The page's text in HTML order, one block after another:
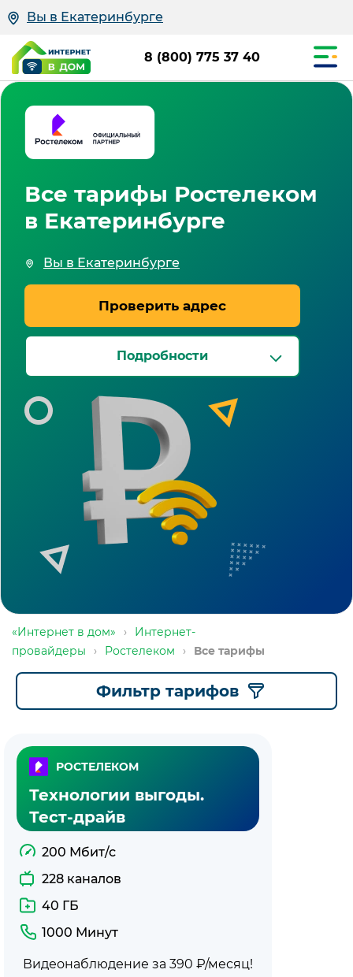
Вы в Екатеринбурге
8 (800) 775 37 40
Все тарифы Ростелеком
в Екатеринбурге
Вы в Екатеринбурге
Проверить адрес
Подробности
«Интернет в дом» ›
Интернет-
провайдеры
› Ростелеком › Все тарифы
Фильтр тарифов
РОСТЕЛЕКОМ
Технологии выгоды.
Тест-драйв
200 Мбит/с
228 каналов
40 ГБ
1000 Минут
Видеонаблюдение за 390 ₽/месяц!